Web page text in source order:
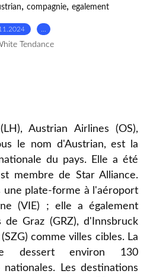
, compagnie, egalement
Tendance
Austrian Airlines (OS),
le nom d'Austrian, est la
du pays. Elle a été
membre de Star Alliance.
une plate-forme à l'aéroport
(VIE) ; elle a également
Graz (GRZ), d'Innsbruck
comme villes cibles. La
dessert environ 130
Les destinations